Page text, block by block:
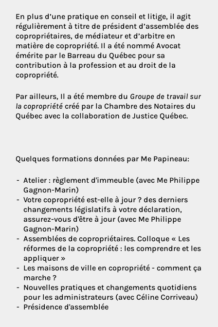
En plus d’une pratique en conseil et litige, il agit
régulièrement à titre de président d’assemblée des
copropriétaires, de médiateur et d’arbitre en
matière de copropriété. Il a été nommé Avocat
émérite par le Barreau du Québec pour sa
contribution à la profession et au droit de la
copropriété.
Par ailleurs, Il a été membre du Groupe de travail sur
la copropriété créé par la Chambre des Notaires du
Québec avec la collaboration de Justice Québec.
Quelques formations données par Me Papineau:
Atelier : règlement d'immeuble (avec Me Philippe
Gagnon-Marin)
Votre copropriété est-elle à jour ? des derniers
changements législatifs à votre déclaration,
assurez-vous d'être à jour (avec Me Philippe
Gagnon-Marin)
Assemblées de copropriétaires. Colloque « Les
réformes de la copropriété : les comprendre et les
appliquer »
Les maisons de ville en copropriété - comment ça
marche ?
Nouvelles pratiques et changements quotidiens
pour les administrateurs (avec Céline Corriveau)
Présidence d'assemblée